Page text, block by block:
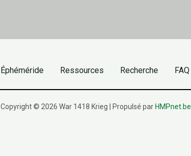
Éphéméride Ressources Recherche FAQ
Copyright © 2026 War 1418 Krieg | Propulsé par HMPnet.be